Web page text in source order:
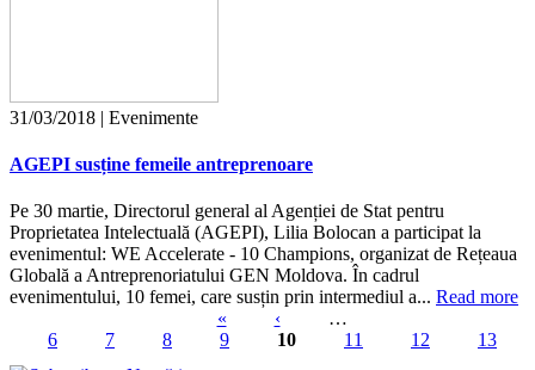
31/03/2018 | Evenimente
AGEPI susține femeile antreprenoare
Pe 30 martie, Directorul general al Agenției de Stat pentru
Proprietatea Intelectuală (AGEPI), Lilia Bolocan a participat la
evenimentul: WE Accelerate - 10 Champions, organizat de Rețeaua
Globală a Antreprenoriatului GEN Moldova. În cadrul
evenimentului, 10 femei, care susțin prin intermediul a... Read more
Pagini
« ‹
…
6
7 8 9 10 11 12 13